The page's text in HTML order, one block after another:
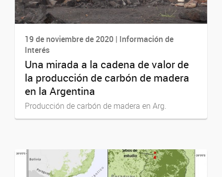
19 de noviembre de 2020 | Información de
Interés
Una mirada a la cadena de valor de
la producción de carbón de madera
en la Argentina
Producción de carbón de madera en Arg.